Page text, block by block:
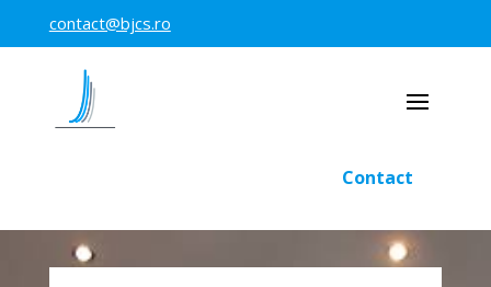
contact@bjcs.ro
Contact